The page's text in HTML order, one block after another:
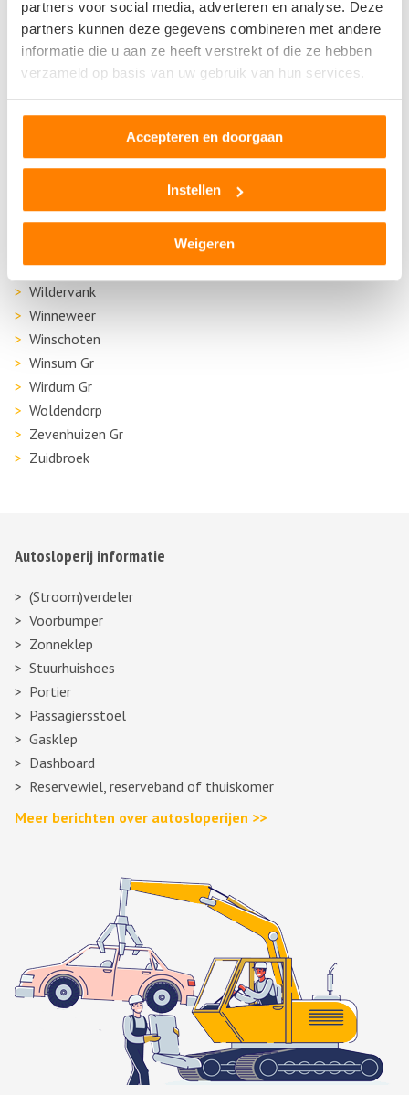
partners voor social media, adverteren en analyse. Deze
partners kunnen deze gegevens combineren met andere
informatie die u aan ze heeft verstrekt of die ze hebben
verzameld op basis van uw gebruik van hun services.
Accepteren en doorgaan
Instellen
Weigeren
Midwolda
Noordhorn
Opende
Stadskanaal
Westerbroek
Wildervank
Winneweer
Winschoten
Winsum Gr
Wirdum Gr
Woldendorp
Zevenhuizen Gr
Zuidbroek
Autosloperij informatie
(Stroom)verdeler
Voorbumper
Zonneklep
Stuurhuishoes
Portier
Passagiersstoel
Gasklep
Dashboard
Reservewiel, reserveband of thuiskomer
Meer berichten over autosloperijen >>